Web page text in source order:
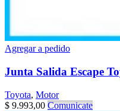
Agregar a pedido
Junta Salida Escape
Toyota, Motor
$ 9.993,00 Comunicate